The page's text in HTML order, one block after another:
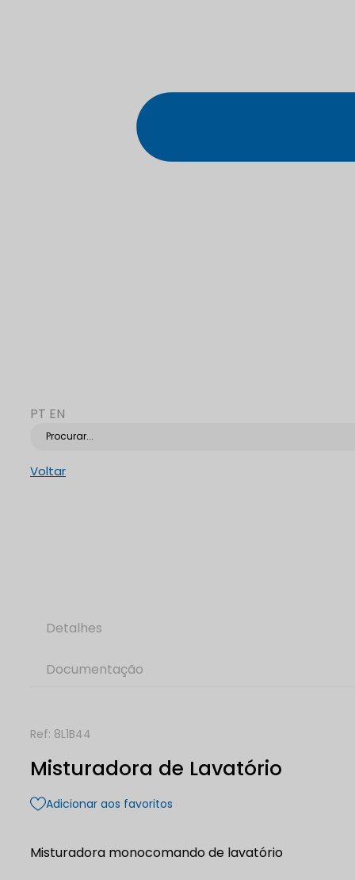
PT EN
Procurar...
Voltar
Detalhes
Documentação
Ref: 8L1B44
Misturadora de Lavatório
Adicionar aos favoritos
Misturadora monocomando de lavatório